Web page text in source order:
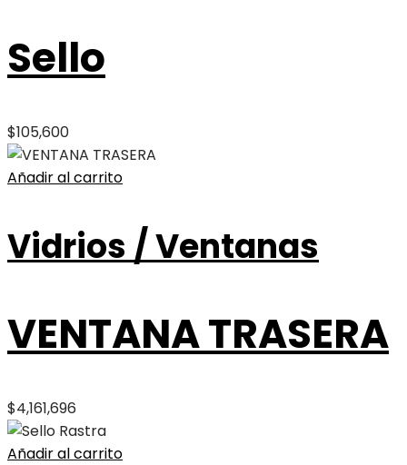
Sello
$105,600
Añadir al carrito
Vidrios / Ventanas
VENTANA TRASERA
$4,161,696
Añadir al carrito